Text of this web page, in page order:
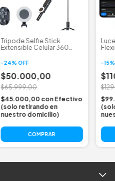
Tripode Selfie Stick
Extensible Celular 360
-24%OFF
$50.000,00
$65.999,00
$45.000,00 conEfectivo
(solo retirando en
nuestro domicilio)
-15